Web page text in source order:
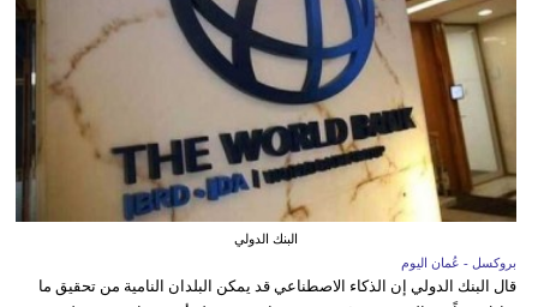
البنك الدولي
بروكسل - عُمان اليوم
قال البنك الدولي إن الذكاء الاصطناعي قد يمكن البلدان النامية من تحقيق ما